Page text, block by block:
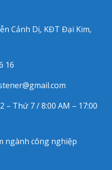
Cảnh Dị, KĐT Đại Kim,
16
– Thứ 7 / 8:00 AM – 17:00
ngành công nghiệp